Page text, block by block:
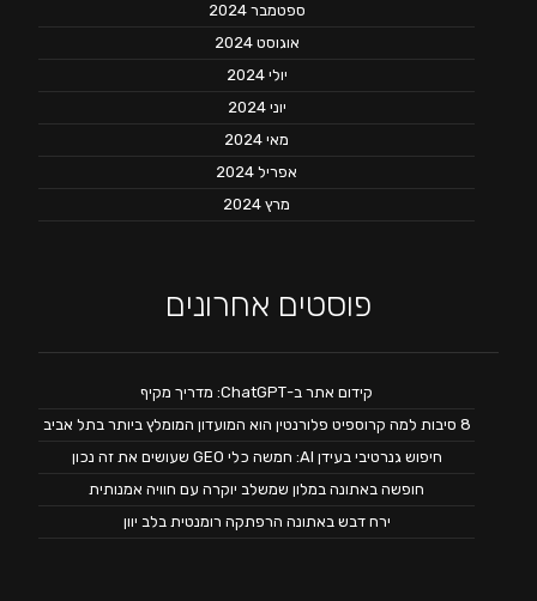
ספטמבר 2024
אוגוסט 2024
יולי 2024
יוני 2024
מאי 2024
אפריל 2024
מרץ 2024
פוסטים אחרונים
קידום אתר ב-ChatGPT: מדריך מקיף
8 סיבות למה קרוספיט פלורנטין הוא המועדון המומלץ ביותר בתל אביב
חיפוש גנרטיבי בעידן AI: חמשה כלי GEO שעושים את זה נכון
חופשה באתונה במלון שמשלב יוקרה עם חוויה אמנותית
ירח דבש באתונה הרפתקה רומנטית בלב יוון